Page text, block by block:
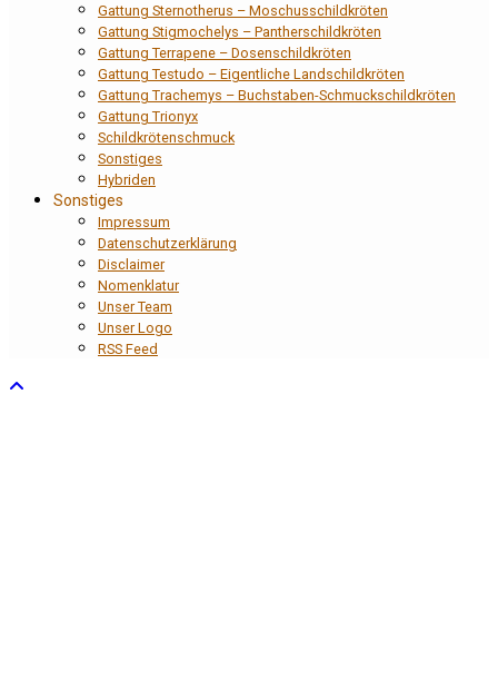
Gattung Sternotherus – Moschusschildkröten
Gattung Stigmochelys – Pantherschildkröten
Gattung Terrapene – Dosenschildkröten
Gattung Testudo – Eigentliche Landschildkröten
Gattung Trachemys – Buchstaben-Schmuckschildkröten
Gattung Trionyx
Schildkrötenschmuck
Sonstiges
Hybriden
Sonstiges
Impressum
Datenschutzerklärung
Disclaimer
Nomenklatur
Unser Team
Unser Logo
RSS Feed